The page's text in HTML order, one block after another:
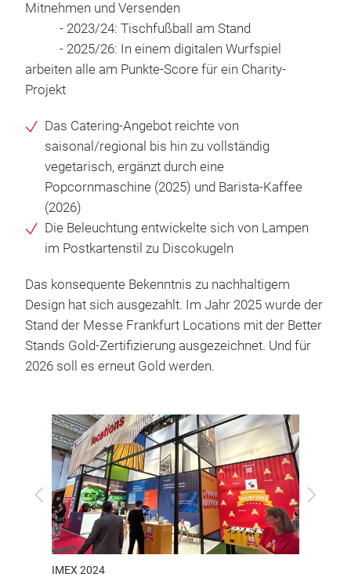
Mitnehmen und Versenden
- 2023/24: Tischfußball am Stand
- 2025/26: In einem digitalen Wurfspiel
arbeiten alle am Punkte-Score für ein Charity-
Projekt
Das Catering-Angebot reichte von
saisonal/regional bis hin zu vollständig
vegetarisch, ergänzt durch eine
Popcornmaschine (2025) und Barista-Kaffee
(2026)
Die Beleuchtung entwickelte sich von Lampen
im Postkartenstil zu Discokugeln
Das konsequente Bekenntnis zu nachhaltigem
Design hat sich ausgezahlt. Im Jahr 2025 wurde der
Stand der Messe Frankfurt Locations mit der Better
Stands Gold-Zertifizierung ausgezeichnet. Und für
2026 soll es erneut Gold werden.
zurück vor
IMEX 2024